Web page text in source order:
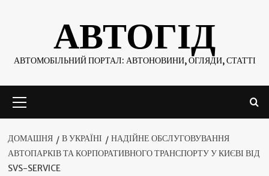
АВТОГІД
АВТОМОБІЛЬНИЙ ПОРТАЛ: АВТОНОВИНИ, ОГЛЯДИ, СТАТТІ
меню
ДОМАШНЯ В УКРАЇНІ
НАДІЙНЕ ОБСЛУГОВУВАННЯ
АВТОПАРКІВ ТА КОРПОРАТИВНОГО ТРАНСПОРТУ У КИЄВІ ВІД
SVS-SERVICE